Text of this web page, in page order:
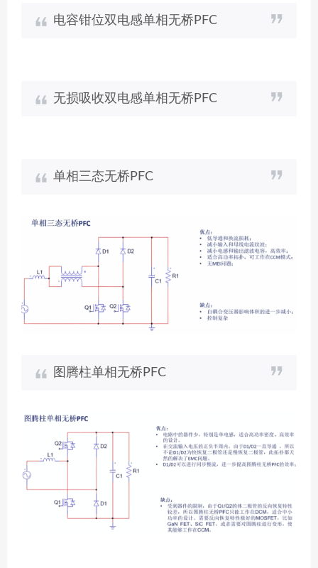
电容钳位双电感单相无桥PFC
无损吸收双电感单相无桥PFC
单相三态无桥PFC
图腾柱单相无桥PFC